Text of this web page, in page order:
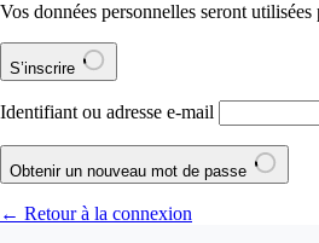
Vos données personnelles seront
S’inscrire
Identifiant ou adresse e-mail
Obtenir un nouveau mot de passe
← Retour à la connexion